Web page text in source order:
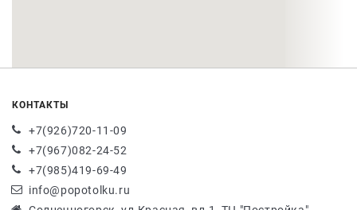
КОНТАКТЫ
+7(926)720-11-09
+7(967)082-24-52
+7(985)419-69-49
info@popotolku.ru